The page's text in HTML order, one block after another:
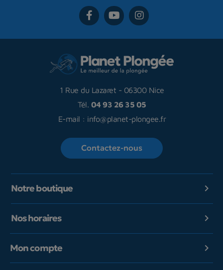
1 Rue du Lazaret - 06300 Nice
Tél. 04 93 26 35 05
E-mail : info@planet-plongee.fr
Contactez-nous
Notre boutique 
Nos horaires 
Mon compte 